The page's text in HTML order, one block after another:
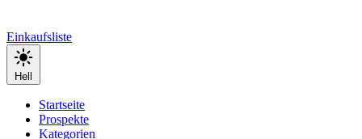
Einkaufsliste
Hell
Startseite
Prospekte
Kategorien